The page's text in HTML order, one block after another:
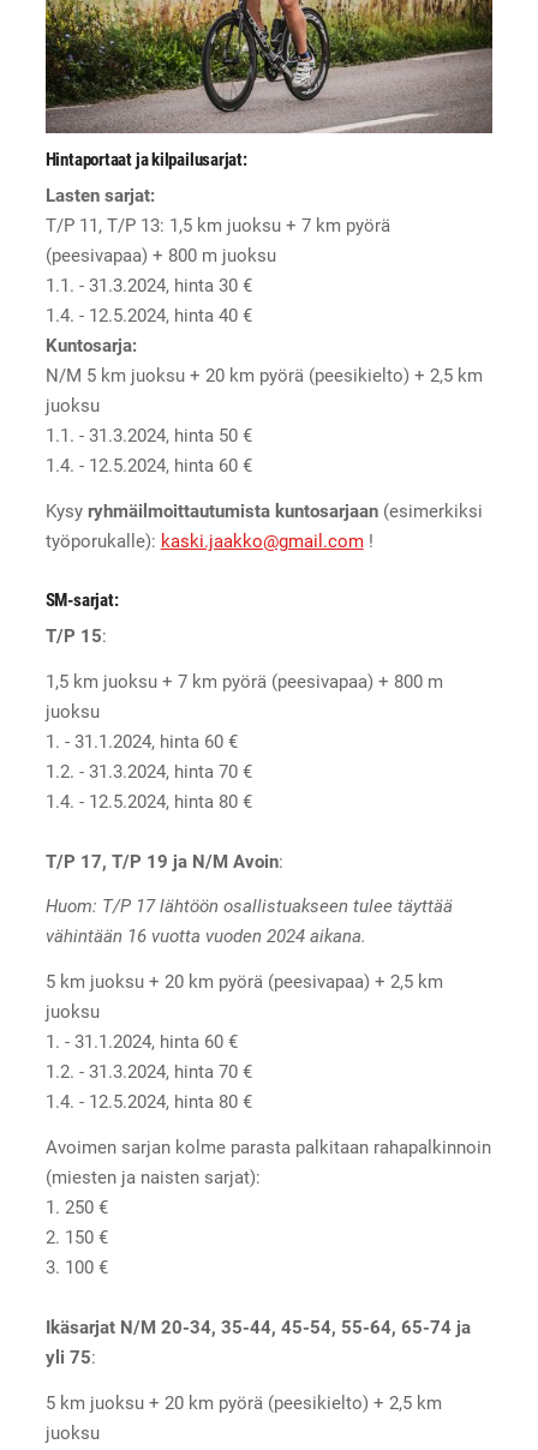
Hintaportaat ja kilpailusarjat:
Lasten sarjat:
T/P 11, T/P 13: 1,5 km juoksu + 7 km pyörä
(peesivapaa) + 800 m juoksu
1.1. - 31.3.2024, hinta 30 €
1.4. - 12.5.2024, hinta 40 €
Kuntosarja:
N/M 5 km juoksu + 20 km pyörä (peesikielto) + 2,5 km
juoksu
1.1. - 31.3.2024, hinta 50 €
1.4. - 12.5.2024, hinta 60 €
Kysy ryhmäilmoittautumista kuntosarjaan(esimerkiksi
työporukalle): kaski.jaakko@gmail.com!
SM-sarjat:
T/P 15:
1,5 km juoksu + 7 km pyörä (peesivapaa) + 800 m
juoksu
1. - 31.1.2024, hinta 60 €
1.2. - 31.3.2024, hinta 70 €
1.4. - 12.5.2024, hinta 80 €
T/P 17, T/P 19 ja N/M Avoin:
Huom: T/P 17 lähtöön osallistuakseen tulee täyttää
vähintään 16 vuotta vuoden 2024 aikana.
5 km juoksu + 20 km pyörä (peesivapaa) + 2,5 km
juoksu
1. - 31.1.2024, hinta 60 €
1.2. - 31.3.2024, hinta 70 €
1.4. - 12.5.2024, hinta 80 €
Avoimen sarjan kolme parasta palkitaan rahapalkinnoin
(miesten ja naisten sarjat):
1. 250 €
2. 150 €
3. 100 €
Ikäsarjat N/M 20-34, 35-44, 45-54, 55-64, 65-74 ja
yli 75:
5 km juoksu + 20 km pyörä (peesikielto) + 2,5 km
juoksu